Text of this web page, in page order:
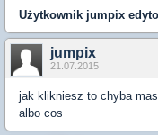
Użytkownik jumpix
jumpix
21.07.2015
jak klikniesz to chyba
albo cos